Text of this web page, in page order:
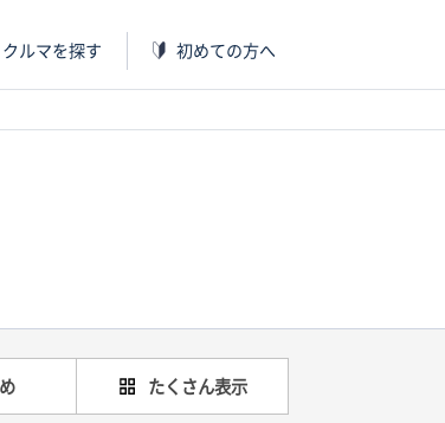
クルマを探す 初めての方へ
たくさん表示